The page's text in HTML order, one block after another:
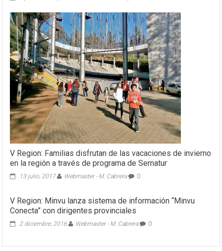
V Region: Familias disfrutan de las vacaciones de invierno
en la región a través de programa de Sernatur
13 julio, 2017 Webmaster - M. Cabrera 0
V Region: Minvu lanza sistema de información “Minvu
Conecta” con dirigentes provinciales
2 diciembre, 2016 Webmaster - M. Cabrera 0